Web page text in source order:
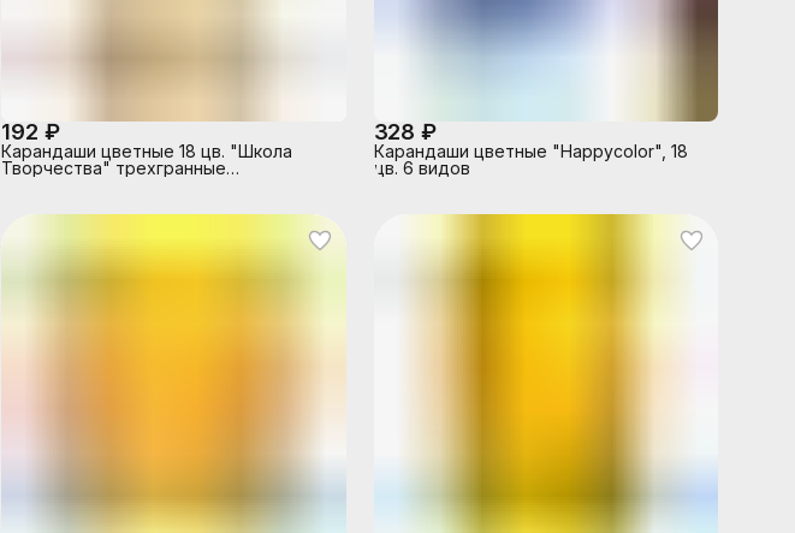
192 ₽
Карандаши цветные 18 цв. "Школа
Творчества" трехгранные
328 ₽
Карандаши цветные "Happycolor", 18
цв. 6 видов